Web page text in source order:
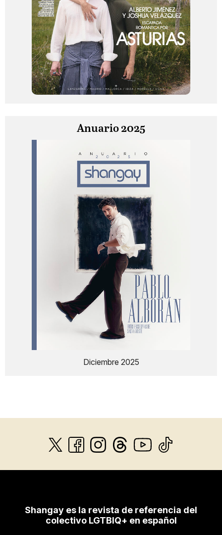
Anuario 2025
Diciembre 2025
Shangay es la revista de referencia del
colectivo LGTBIQ+ en español